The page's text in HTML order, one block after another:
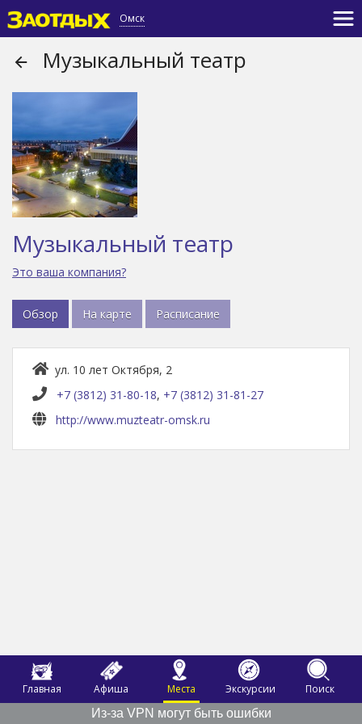
Омск
Главная Афиша Места Экскурсии
Поиск
Из-за VPN могут быть ошибки
Музыкальный театр
Музыкальный театр
Это ваша компания?
Обзор На карте Расписание
ул. 10 лет Октября, 2
+7 (3812) 31-80-18, +7 (3812) 31-81-27
http://www.muzteatr-omsk.ru